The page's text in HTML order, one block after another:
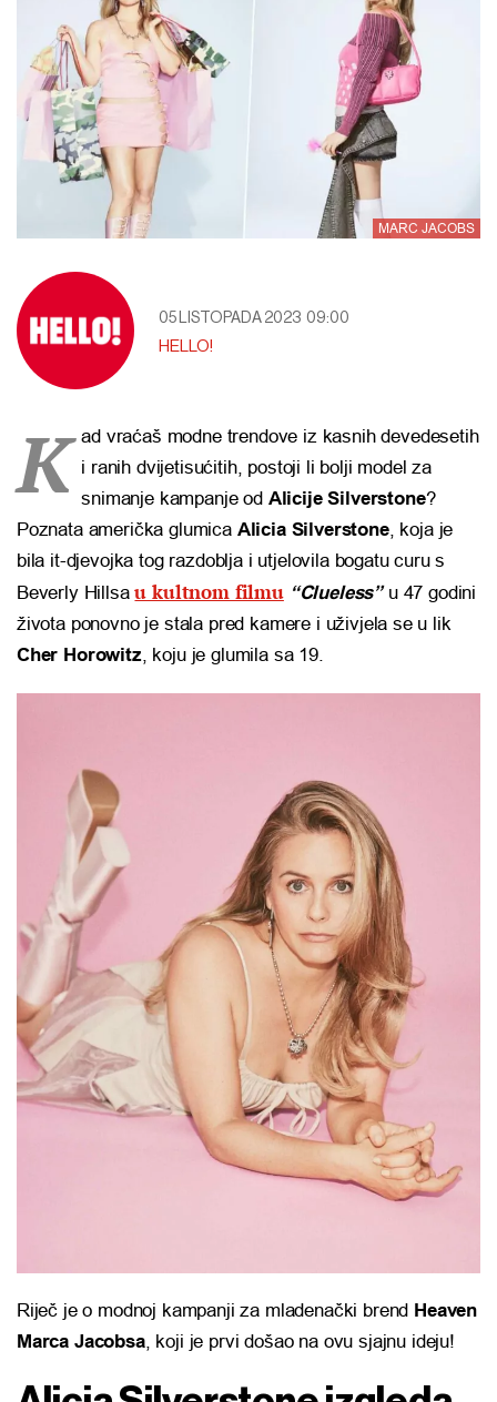
MARC JACOBS
05 LISTOPADA 2023 09:00
HELLO!
K ad vraćaš modne trendove iz kasnih devedesetih
i ranih dvijetisućitih, postoji li bolji model za
snimanje kampanje od Alicije Silverstone?
Poznata američka glumica Alicia Silverstone, koja je
bila it-djevojka tog razdoblja i utjelovila bogatu curu s
Beverly Hillsau kultnom filmu “Clueless”u 47 godini
života ponovno je stala pred kamere i uživjela se u lik
Cher Horowitz, koju je glumila sa 19.
Riječ je o modnoj kampanji za mladenački brend Heaven
Marca Jacobsa, koji je prvi došao na ovu sjajnu ideju!